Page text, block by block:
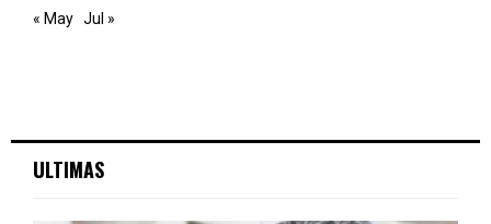
« May Jul »
ULTIMAS